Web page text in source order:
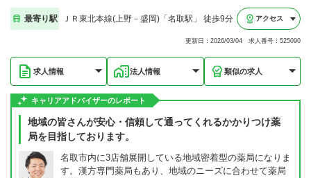
最寄り駅 ＪＲ東北本線(上野－盛岡)「名取駅」 徒歩9分 アクセス
更新日：2026/03/04 求人番号：525090
求人情報 法人情報 類似の求人
キャリアアドバイザーのレポート
地域の皆さんが安心・信頼して通ってくれるかかりつけ薬
局を目指しております。
名取市内に3店舗展開している地域密着型の薬局になりま
す。漢方専門薬局もあり、地域のニーズに合わせて薬局